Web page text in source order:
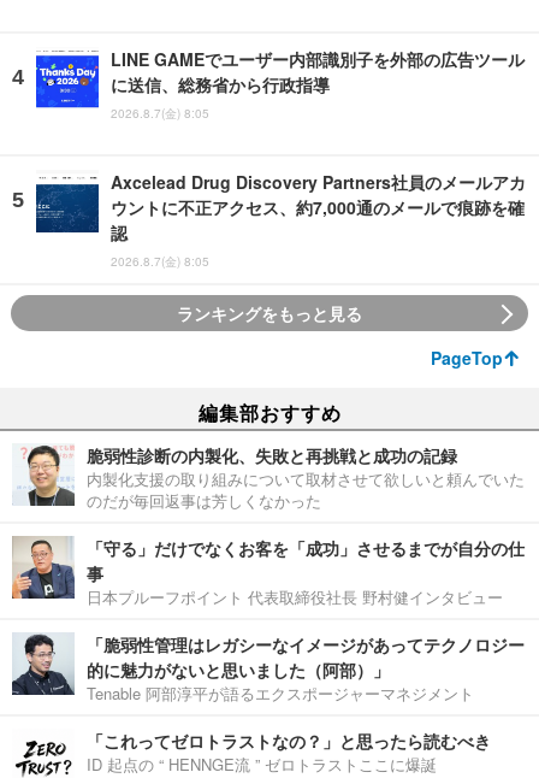
LINE GAMEでユーザー内部識別子を外部の広告ツール
に送信、総務省から行政指導
2026.8.7(金) 8:05
Axcelead Drug Discovery Partners社員のメールアカ
ウントに不正アクセス、約7,000通のメールで痕跡を確
認
2026.8.7(金) 8:05
ランキングをもっと見る
PageTop
編集部おすすめ
脆弱性診断の内製化、失敗と再挑戦と成功の記録
内製化支援の取り組みについて取材させて欲しいと頼んでいた
のだが毎回返事は芳しくなかった
「守る」だけでなくお客を「成功」させるまでが自分の仕
事
日本プルーフポイント 代表取締役社長 野村健インタビュー
「脆弱性管理はレガシーなイメージがあってテクノロジー
的に魅力がないと思いました（阿部）」
Tenable 阿部淳平が語るエクスポージャーマネジメント
「これってゼロトラストなの？」と思ったら読むべき
ID 起点の “ HENNGE流 ” ゼロトラストここに爆誕